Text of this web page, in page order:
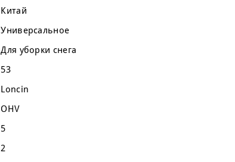
Китай
Универсальное
Для уборки снега
53
Loncin
OHV
5
2